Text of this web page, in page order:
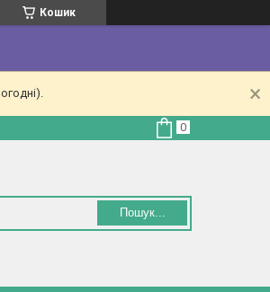
Кошик
Пошук...